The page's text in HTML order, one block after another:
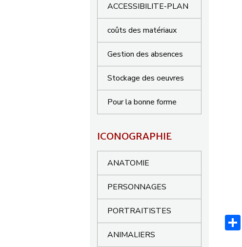
ACCESSIBILITE-PLAN
coûts des matériaux
Gestion des absences
Stockage des oeuvres
Pour la bonne forme
ICONOGRAPHIE
ANATOMIE
PERSONNAGES
PORTRAITISTES
ANIMALIERS